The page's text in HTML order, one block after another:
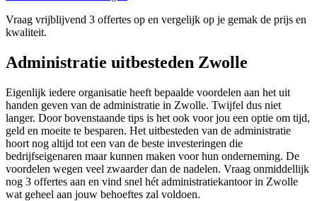
Vraag vrijblijvend 3 offertes op en vergelijk op je gemak de prijs en
kwaliteit.
Administratie uitbesteden Zwolle
Eigenlijk iedere organisatie heeft bepaalde voordelen aan het uit
handen geven van de administratie in Zwolle. Twijfel dus niet
langer. Door bovenstaande tips is het ook voor jou een optie om tijd,
geld en moeite te besparen. Het uitbesteden van de administratie
hoort nog altijd tot een van de beste investeringen die
bedrijfseigenaren maar kunnen maken voor hun onderneming. De
voordelen wegen veel zwaarder dan de nadelen. Vraag onmiddellijk
nog 3 offertes aan en vind snel hét administratiekantoor in Zwolle
wat geheel aan jouw behoeftes zal voldoen.